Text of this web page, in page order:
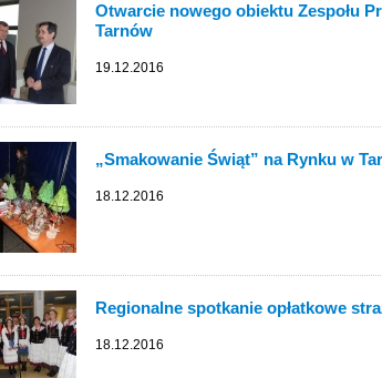
Otwarcie nowego obiektu Zespołu
Tarnów
19.12.2016
„Smakowanie Świąt” na Rynku w
18.12.2016
Regionalne spotkanie opłatkowe
18.12.2016